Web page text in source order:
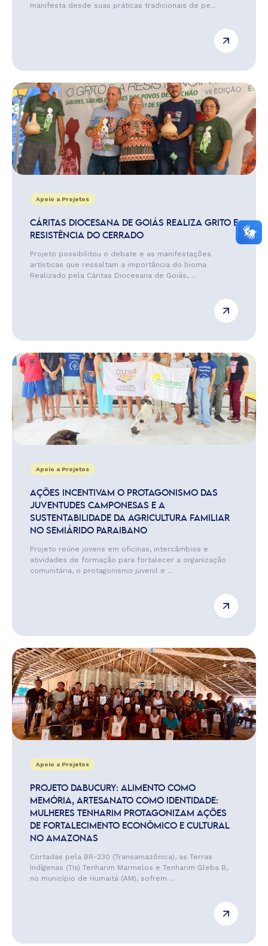
manifesta desde suas práticas tradicionais de pe...
Apoio a Projetos
CÁRITAS DIOCESANA DE GOIÁS REALIZA GRITO E
RESISTÊNCIA DO CERRADO
Projeto possibilitou o debate e as manifestações
artísticas que ressaltam a importância do bioma
Realizado pela Cáritas Diocesana de Goiás, ...
Apoio a Projetos
AÇÕES INCENTIVAM O PROTAGONISMO DAS
JUVENTUDES CAMPONESAS E A
SUSTENTABILIDADE DA AGRICULTURA FAMILIAR
NO SEMIÁRIDO PARAIBANO
Projeto reúne jovens em oficinas, intercâmbios e
atividades de formação para fortalecer a organização
comunitária, o protagonismo juvenil e ...
Apoio a Projetos
PROJETO DABUCURY: ALIMENTO COMO
MEMÓRIA, ARTESANATO COMO IDENTIDADE:
MULHERES TENHARIM PROTAGONIZAM AÇÕES
DE FORTALECIMENTO ECONÔMICO E CULTURAL
NO AMAZONAS
Cortadas pela BR-230 (Transamazônica), as Terras
Indígenas (TIs) Tenharim Marmelos e Tenharim Gleba B,
no município de Humaitá (AM), sofrem ...